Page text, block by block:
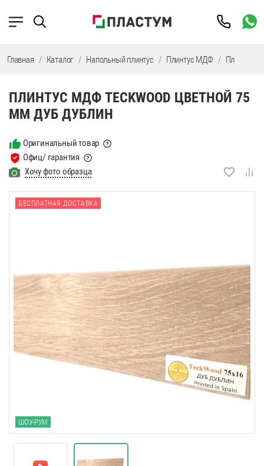
Главная Каталог Напольный плинтус Плинтус МДФ Плинтус
ПЛИНТУС МДФ TECKWOOD ЦВЕТНОЙ 75
ММ ДУБ ДУБЛИН
Оригинальный товар
Офиц/ гарантия
Хочу фото образца
БЕСПЛАТНАЯ ДОСТАВКА
ШОУ-РУМ